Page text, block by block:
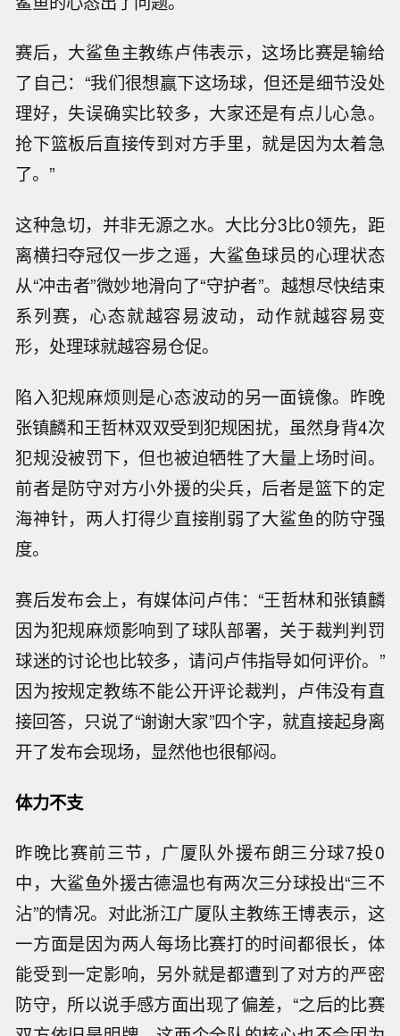
赛后，大鲨鱼主教练卢伟表示，这场比赛是输给
了自己：“我们很想赢下这场球，但还是细节没处
理好，失误确实比较多，大家还是有点儿心急。
抢下篮板后直接传到对方手里，就是因为太着急
了。”
这种急切，并非无源之水。大比分3比0领先，距
离横扫夺冠仅一步之遥，大鲨鱼球员的心理状态
从“冲击者”微妙地滑向了“守护者”。越想尽快结束
系列赛，心态就越容易波动，动作就越容易变
形，处理球就越容易仓促。
陷入犯规麻烦则是心态波动的另一面镜像。昨晚
张镇麟和王哲林双双受到犯规困扰，虽然身背4次
犯规没被罚下，但也被迫牺牲了大量上场时间。
前者是防守对方小外援的尖兵，后者是篮下的定
海神针，两人打得少直接削弱了大鲨鱼的防守强
度。
赛后发布会上，有媒体问卢伟：“王哲林和张镇麟
因为犯规麻烦影响到了球队部署，关于裁判判罚
球迷的讨论也比较多，请问卢伟指导如何评价。”
因为按规定教练不能公开评论裁判，卢伟没有直
接回答，只说了“谢谢大家”四个字，就直接起身离
开了发布会现场，显然他也很郁闷。
体力不支
昨晚比赛前三节，广厦队外援布朗三分球7投0
中，大鲨鱼外援古德温也有两次三分球投出“三不
沾”的情况。对此浙江广厦队主教练王博表示，这
一方面是因为两人每场比赛打的时间都很长，体
能受到一定影响，另外就是都遭到了对方的严密
防守，所以说手感方面出现了偏差，“之后的比赛